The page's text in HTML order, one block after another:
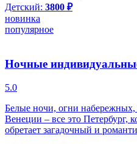
Детский: 3800 ₽
новинка
популярное
Ночные
5.0
Белые ночи, огни
Венеции – все это Петербург,
обретает загадочный и